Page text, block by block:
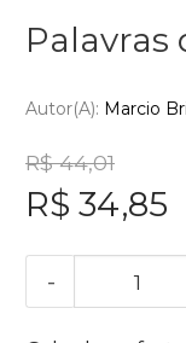
Palavras
Autor(a): Marcio
R$ 44,01
R$ 34,85
-